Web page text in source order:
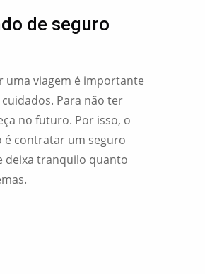
de seguro
uma viagem é importante
Para não ter
no futuro. Por isso, o
é contratar um seguro
deixa tranquilo quanto